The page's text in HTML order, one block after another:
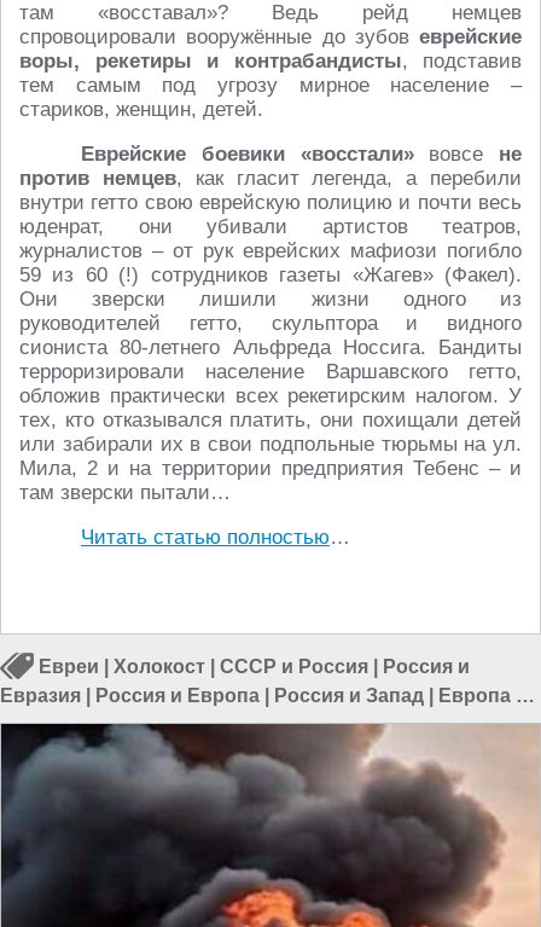
там «восставал»? Ведь рейд немцев
спровоцировали вооружённые до зубов еврейские
воры, рекетиры и контрабандисты, подставив
тем самым под угрозу мирное население –
стариков, женщин, детей.
Еврейские боевики «восстали»вовсе не
против немцев, как гласит легенда, а перебили
внутри гетто свою еврейскую полицию и почти весь
юденрат, они убивали артистов театров,
журналистов – от рук еврейских мафиози погибло
59 из 60 (!) сотрудников газеты «Жагев» (Факел).
Они зверски лишили жизни одного из
руководителей гетто, скульптора и видного
сиониста 80-летнего Альфреда Носсига. Бандиты
терроризировали население Варшавского гетто,
обложив практически всех рекетирским налогом. У
тех, кто отказывался платить, они похищали детей
или забирали их в свои подпольные тюрьмы на ул.
Мила, 2 и на территории предприятия Тебенс – и
там зверски пытали…
Читать статью полностью…
Евреи Холокост СССР и Россия
Россия и
Евразия
Россия и Европа Россия и Запад
Европа и
Украина